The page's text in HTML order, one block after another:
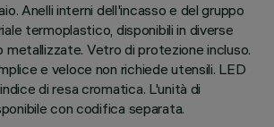
Anelli interni dell'incasso e del gruppo
termoplastico, disponibili in diverse
metallizzate. Vetro di protezione incluso.
e veloce non richiede utensili. LED
di resa cromatica. L'unità di
con codifica separata.